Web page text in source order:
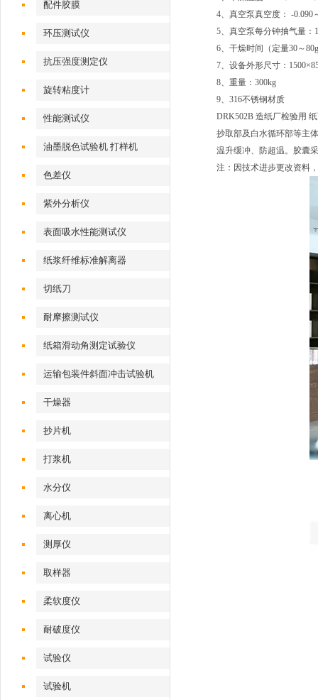
配件胶膜
环压测试仪
抗压强度测定仪
旋转粘度计
性能测试仪
油墨脱色试验机 打样机
色差仪
紫外分析仪
表面吸水性能测试仪
纸浆纤维标准解离器
切纸刀
耐摩擦测试仪
纸箱滑动角测定试验仪
运输包装件斜面冲击试验机
干燥器
抄片机
打浆机
水分仪
离心机
测厚仪
取样器
柔软度仪
耐破度仪
试验仪
试验机
4、真空泵真空度： -0.090
5、真空泵每分钟抽气量：
6、干燥时间（定量30～
7、设备外形尺寸：
8、重量：300kg
9、316不锈钢材质
DRK502B 造纸厂检验用
抄取部及白水循环部等主
温升缓冲、防超温。胶囊
注：因技术进步更改资料